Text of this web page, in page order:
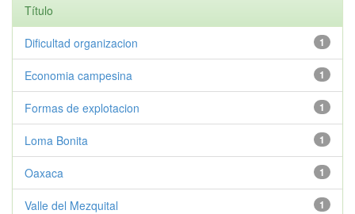
Título
1
Dificultad organizacion
1
Economia campesina
1
Formas de explotacion
1
Loma Bonita
1
Oaxaca
1
Valle del Mezquital